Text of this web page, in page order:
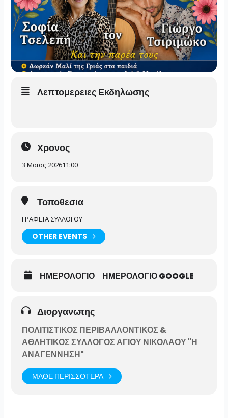
Λεπτομερειες Εκδηλωσης
Χρονος
3 Μαιος 202611:00
Τοποθεσια
ΓΡΑΦΕΙΑ ΣΥΛΛΟΓΟΥ
OTHER EVENTS
ΗΜΕΡΟΛΟΓΙΟ ΗΜΕΡΟΛΟΓΙΟ GOOGLE
Διοργανωτης
ΠΟΛΙΤΙΣΤΙΚΟΣ ΠΕΡΙΒΑΛΛΟΝΤΙΚΟΣ &
ΑΘΛΗΤΙΚΟΣ ΣΥΛΛΟΓΟΣ ΑΓΙΟΥ ΝΙΚΟΛΑΟΥ "Η
ΑΝΑΓΕΝΝΗΣΗ"
ΜΑΘΕ ΠΕΡΙΣΣΟΤΕΡΑ